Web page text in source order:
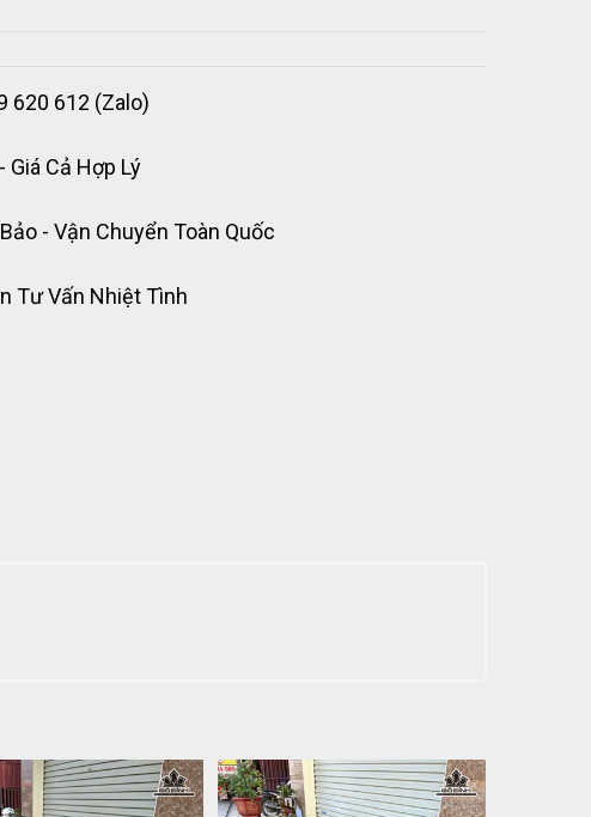
620 612 (Zalo)
Giá Cả Hợp Lý
- Vận Chuyển Toàn Quốc
Tư Vấn Nhiệt Tình